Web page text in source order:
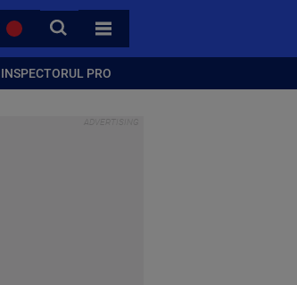
CAUTA
TOATE CATEGORIILE
INSPECTORUL PRO